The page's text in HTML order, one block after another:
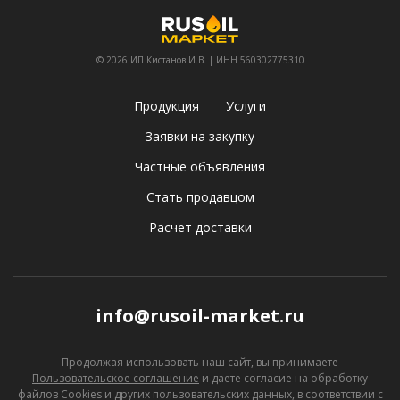
© 2026 ИП Кистанов И.В. | ИНН 560302775310
Продукция
Услуги
Заявки на закупку
Частные объявления
Стать продавцом
Расчет доставки
Продолжая использовать наш сайт, вы принимаете
Пользовательское соглашение и даете согласие на обработку
файлов Cookies и других пользовательских данных, в соответствии с
info@rusoil-market.ru